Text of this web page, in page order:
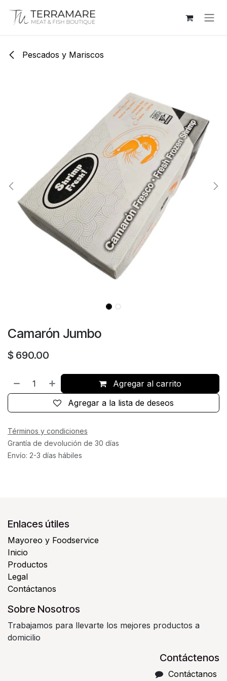
Pescados y Mariscos
Camarón Jumbo
$ 690.00
Agregar al carrito
Agregar a la lista de deseos
Términos y condiciones
Grantía de devolución de 30 días
Envío: 2-3 días hábiles
Enlaces útiles
Mayoreo y Foodservice
Inicio
Productos
Legal
Contáctanos
Sobre Nosotros
Trabajamos para llevarte los mejores productos a
domicilio
Contáctenos
Contáctanos